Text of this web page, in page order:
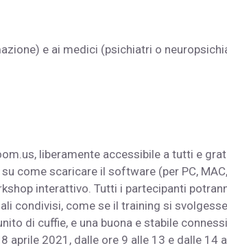
e ai medici (psichiatri o
liberamente accessibile a tutti e
come scaricare il software (per PC, MAC,
interattivo. Tutti i partecipanti
condivisi, come se il training si
di cuffie, e una buona e stabile
aprile 2021, dalle ore 9 alle 13 e dalle 14